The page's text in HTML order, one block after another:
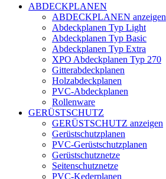
ABDECKPLANEN
ABDECKPLANEN anzeigen
Abdeckplanen Typ Light
Abdeckplanen Typ Basic
Abdeckplanen Typ Extra
XPO Abdeckplanen Typ 270
Gitterabdeckplanen
Holzabdeckplanen
PVC-Abdeckplanen
Rollenware
GERÜSTSCHUTZ
GERÜSTSCHUTZ anzeigen
Gerüstschutzplanen
PVC-Gerüstschutzplanen
Gerüstschutznetze
Seitenschutznetze
PVC-Kederplanen